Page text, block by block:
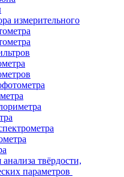
измерительного
твёрдости,
параметров